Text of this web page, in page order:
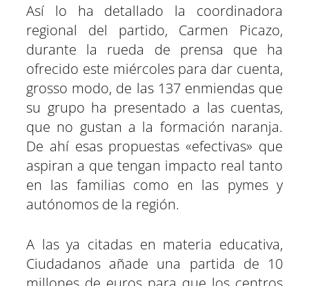
Así lo ha detallado la coordinadora
regional del partido, Carmen Picazo,
durante la rueda de prensa que ha
ofrecido este miércoles para dar cuenta,
grosso modo, de las 137 enmiendas que
su grupo ha presentado a las cuentas,
que no gustan a la formación naranja.
De ahí esas propuestas «efectivas» que
aspiran a que tengan impacto real tanto
en las familias como en las pymes y
autónomos de la región.
A las ya citadas en materia educativa,
Ciudadanos añade una partida de 10